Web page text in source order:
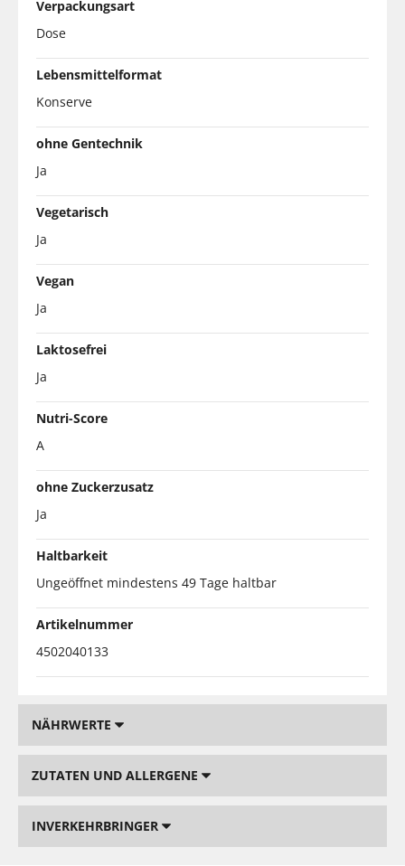
Verpackungsart
Dose
Lebensmittelformat
Konserve
ohne Gentechnik
Ja
Vegetarisch
Ja
Vegan
Ja
Laktosefrei
Ja
Nutri-Score
A
ohne Zuckerzusatz
Ja
Haltbarkeit
Ungeöffnet mindestens 49 Tage haltbar
Artikelnummer
4502040133
NÄHRWERTE
ZUTATEN UND ALLERGENE
INVERKEHRBRINGER